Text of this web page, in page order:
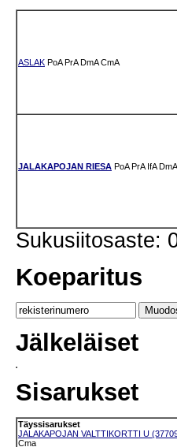
ASLAK PoA PrA DmA CmA
JALAKAPOJAN RIESA PoA PrA IfA DmA
Koeparitus
Jälkeläiset
Sisarukset
Täyssisarukset
JALAKAPOJAN VALTTIKORTTI U
Cma